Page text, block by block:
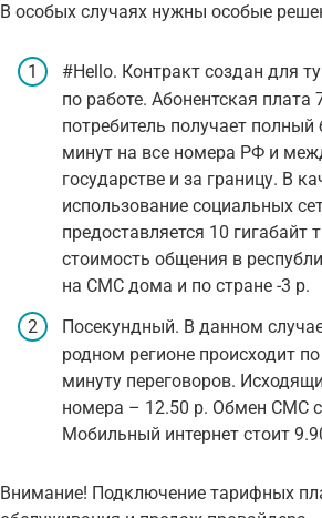
В особых случаях нужны особые
#Hello. Контракт создан для
по работе. Абонентская
потребитель получает
минут на все номера РФ и
государстве и за границу. В
использование социальных
предоставляется 10
стоимость общения в
на СМС дома и по стране -3 р.
Посекундный. В данном
родном регионе происходит
минуту переговоров.
номера – 12.50 р. Обмен СМС
Мобильный интернет стоит
Внимание! Подключение тарифных